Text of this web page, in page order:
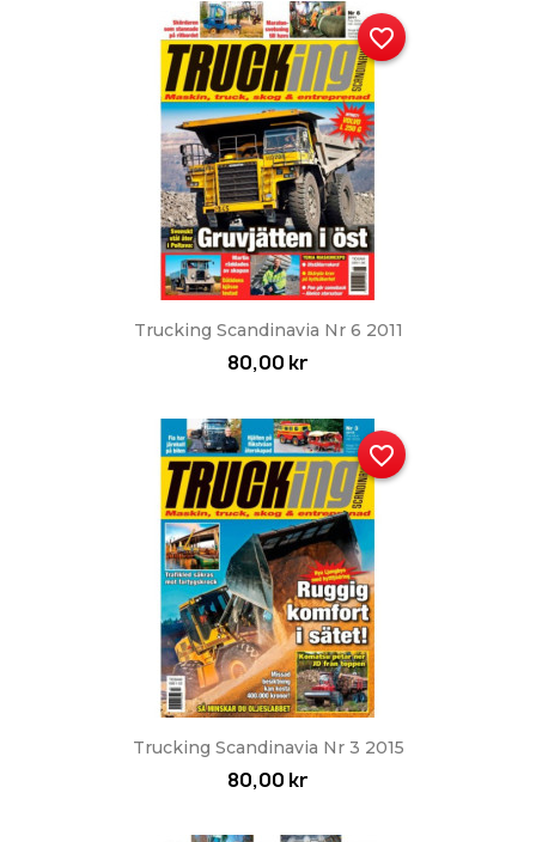
Trucking Scandinavia Nr 6 2011
80,00 kr
favorite_border
Trucking Scandinavia Nr 3 2015
80,00 kr
favorite_border